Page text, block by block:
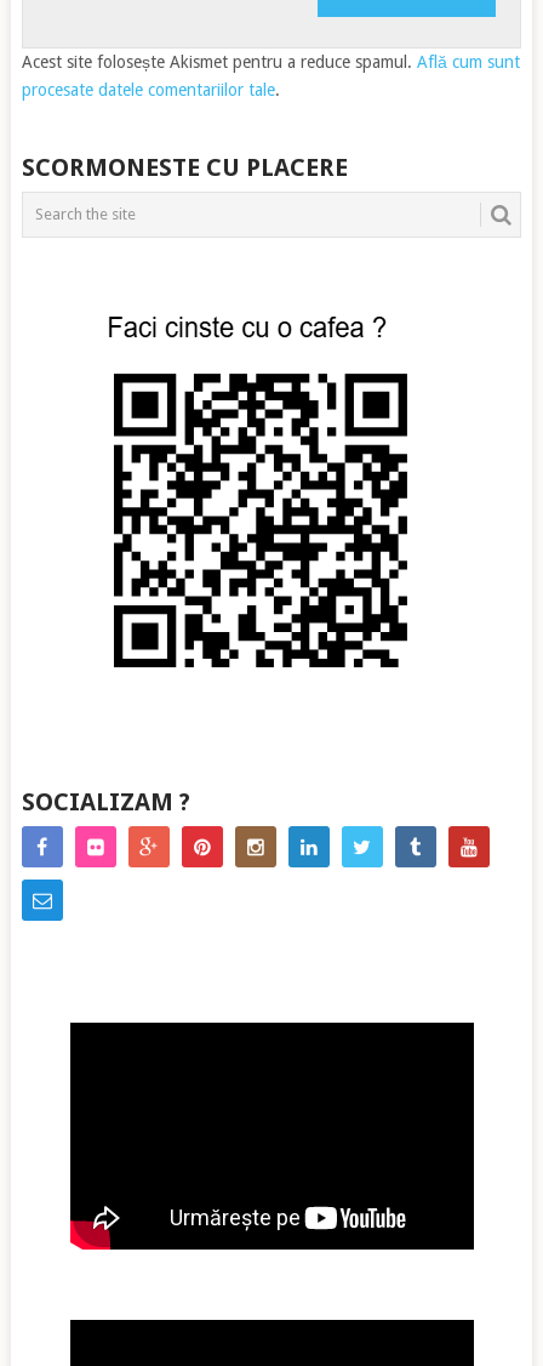
Acest site folosește Akismet pentru a reduce spamul. Află cum sunt
procesate datele comentariilor tale.
SCORMONESTE CU PLACERE
SOCIALIZAM ?